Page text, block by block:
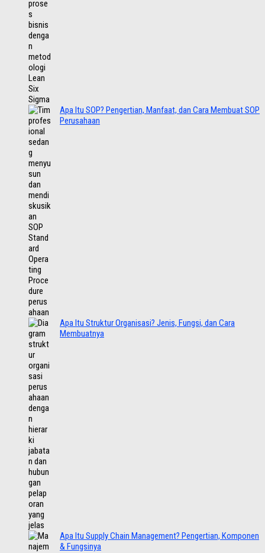
Apa Itu SOP? Pengertian, Manfaat, dan Cara Membuat SOP
Perusahaan
Apa Itu Struktur Organisasi? Jenis, Fungsi, dan Cara
Membuatnya
Apa Itu Supply Chain Management? Pengertian, Komponen
& Fungsinya